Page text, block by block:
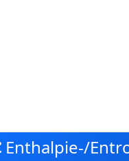
Enthalpie-/